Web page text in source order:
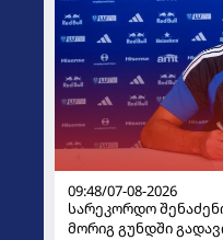
09:48/07-08-2026
სარეკორდო
მორიგ გუნდში